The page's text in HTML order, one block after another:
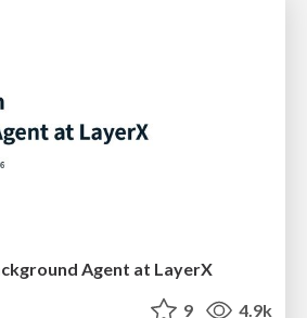
Agent at LayerX
9 4.9k